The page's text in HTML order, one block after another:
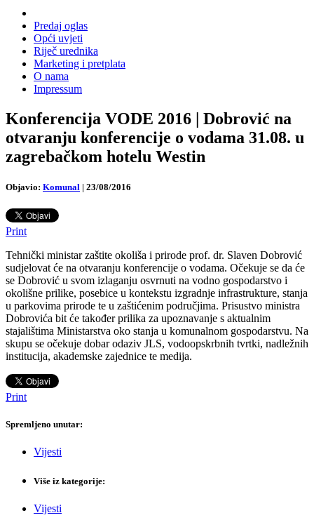
Predaj oglas
Opći uvjeti
Riječ urednika
Marketing i pretplata
O nama
Impressum
Konferencija VODE 2016 | Dobrović na
otvaranju konferencije o vodama 31.08. u
zagrebačkom hotelu Westin
Objavio: Komunal | 23/08/2016
Print
Tehnički ministar zaštite okoliša i prirode prof. dr. Slaven Dobrović
sudjelovat će na otvaranju konferencije o vodama. Očekuje se da će
se Dobrović u svom izlaganju osvrnuti na vodno gospodarstvo i
okolišne prilike, posebice u kontekstu izgradnje infrastrukture, stanja
u parkovima prirode te u zaštićenim područjima. Prisustvo ministra
Dobrovića bit će također prilika za upoznavanje s aktualnim
stajalištima Ministarstva oko stanja u komunalnom gospodarstvu. Na
skupu se očekuje dobar odaziv JLS, vodoopskrbnih tvrtki, nadležnih
institucija, akademske zajednice te medija.
Print
Spremljeno unutar:
Vijesti
Više iz kategorije:
Vijesti